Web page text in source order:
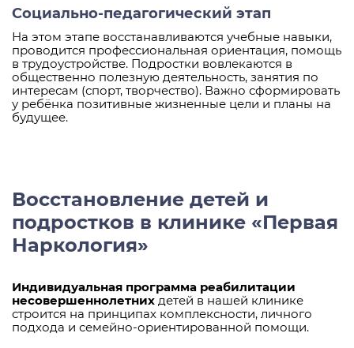
Социально-педагогический этап
На этом этапе восстанавливаются учебные навыки,
проводится профессиональная ориентация, помощь
в трудоустройстве. Подростки вовлекаются в
общественно полезную деятельность, занятия по
интересам (спорт, творчество). Важно сформировать
у ребёнка позитивные жизненные цели и планы на
будущее.
Восстановление детей и
подростков в клинике «Первая
Наркология»
Индивидуальная программа реабилитации
несовершеннолетних детей в нашей клинике
строится на принципах комплексности, личного
подхода и семейно-ориентированной помощи.